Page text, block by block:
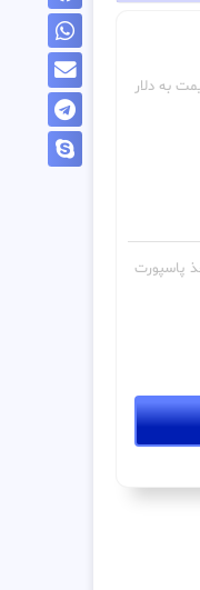
به دلار
پاسپورت